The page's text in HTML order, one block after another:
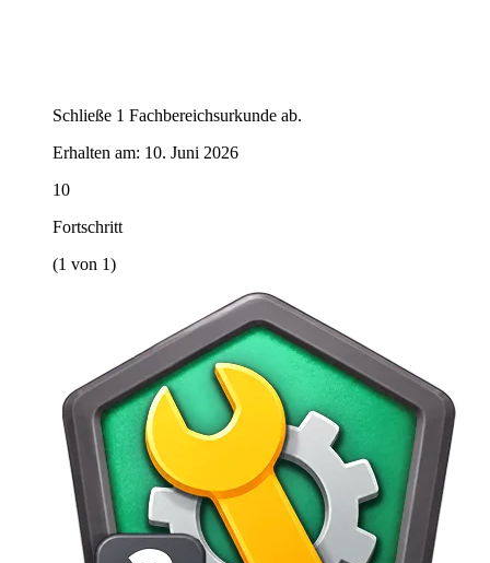
Schließe 1 Fachbereichsurkunde ab.
Erhalten am: 10. Juni 2026
10
Fortschritt
(1 von 1)